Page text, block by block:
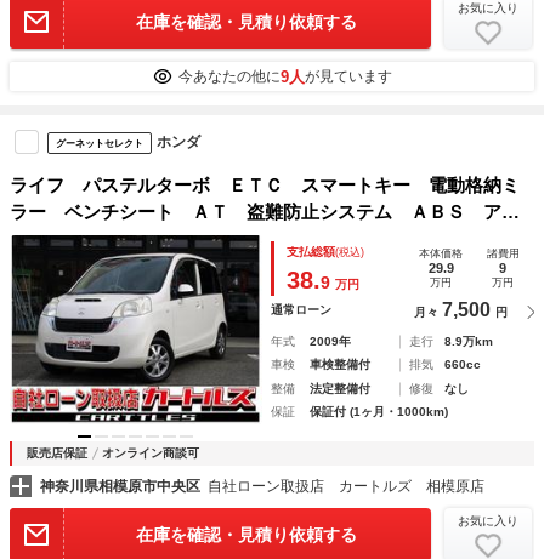
在庫を確認・見積り依頼する
お気に入り
今あなたの他に9人が見ています
グーネットセレクト ホンダ
ライフ パステルターボ ＥＴＣ スマートキー 電動格納ミ
ラー ベンチシート ＡＴ 盗難防止システム ＡＢＳ アル
ミホイール 衝突安全ボディ エアコン パワーステアリン
グ パワーウィンドウ
支払総額(税込)
38.9 万円
本体価格
29.9
万円
諸費用
9
万円
通常ローン 月々 7,500 円
年式 2009年 走行
8.9万km
車検
車検整備付 排気
660cc
整備
法定整備付 修復
なし
保証
保証付 (1ヶ月・1000km)
販売店保証 オンライン商談可
神奈川県相模原市中央区 自社ローン取扱店 カートルズ 相模原店
在庫を確認・見積り依頼する
お気に入り